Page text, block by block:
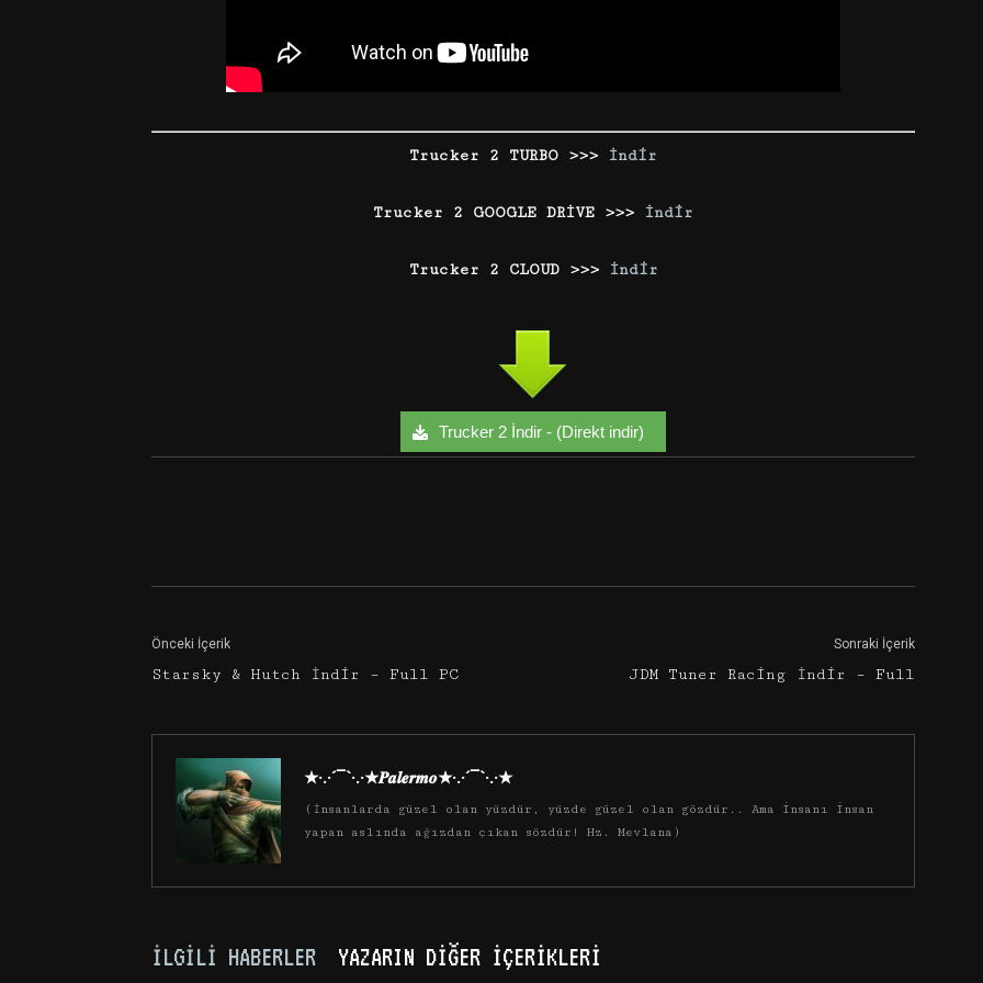
Trucker 2 TURBO >>> İndir
Trucker 2 GOOGLE DRİVE >>> İndir
Trucker 2 CLOUD >>> İndir
Trucker 2 İndir - (Direkt indir)
Önceki İçerik
Starsky & Hutch İndir – Full PC
Sonraki İçerik
JDM Tuner Racing İndir – Full
★·.·´¯`·.·★𝑷𝒂𝒍𝒆𝒓𝒎𝒐★·.·´¯`·.·★
(İnsanlarda güzel olan yüzdür, yüzde güzel olan gözdür.. Ama insanı insan
yapan aslında ağızdan çıkan sözdür! Hz. Mevlana)
İLGILI HABERLER YAZARIN DIĞER İÇERIKLERI